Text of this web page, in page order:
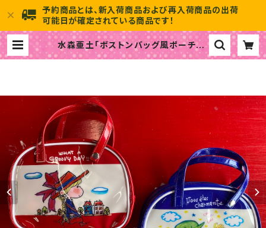
予約商品とは、新入荷商品および再入荷商品の出荷
可能日が確定されている商品です！
水森亜土「ボストンバッグ風ポーチ」 |
水森亜土のおもちゃ箱画廊 official